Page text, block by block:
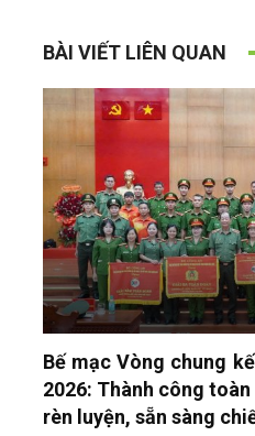
BÀI VIẾT LIÊN QUAN
Bế mạc Vòng chung
2026: Thành công
rèn luyện, sẵn sàng